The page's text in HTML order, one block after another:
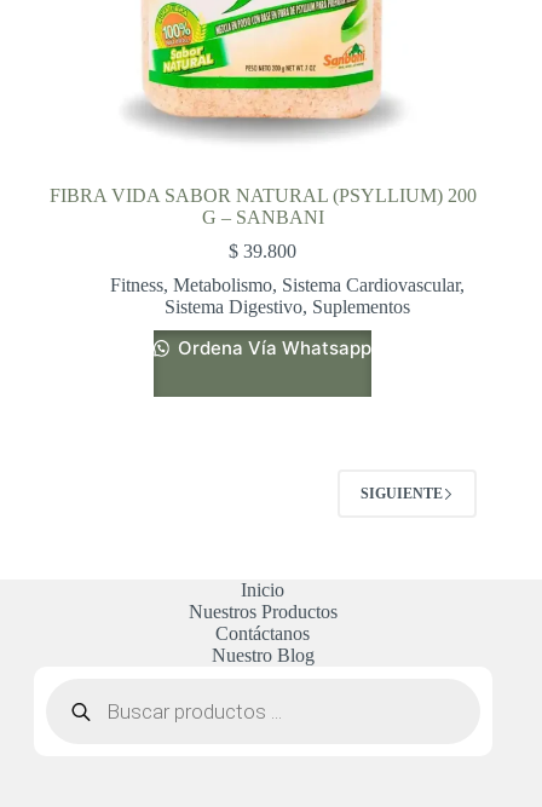
FIBRA VIDA SABOR NATURAL (PSYLLIUM) 200
G – SANBANI
$ 39.800
Fitness, Metabolismo, Sistema Cardiovascular,
Sistema Digestivo, Suplementos
Ordena Vía Whatsapp
SIGUIENTE
Inicio
Nuestros Productos
Contáctanos
Nuestro Blog
productos